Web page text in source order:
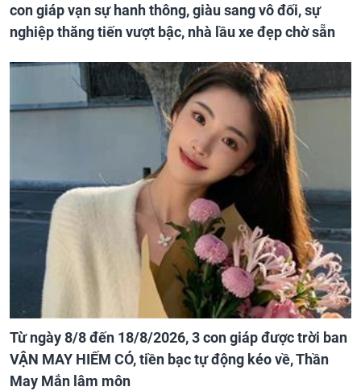
con giáp vạn sự hanh thông, giàu sang vô đối, sự
nghiệp thăng tiến vượt bậc, nhà lầu xe đẹp chờ sẵn
Từ ngày 8/8 đến 18/8/2026, 3 con giáp được trời ban
VẬN MAY HIẾM CÓ, tiền bạc tự động kéo về, Thần
May Mắn lâm môn